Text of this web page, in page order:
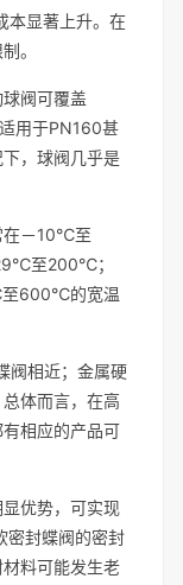
本显著上升。在
。
阀可覆盖
用于PN160甚
，球阀几乎是
在－10℃至
至200℃；
至600℃的宽温
阀相近；金属硬
体而言，在高
相应的产品可
优势，可实现
密封蝶阀的密封
料可能发生老